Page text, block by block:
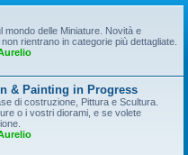
mondo delle Miniature. Novità e
rientrano in categorie più dettagliate.
& Painting in Progress
di costruzione, Pittura e Scultura.
o i vostri diorami, e se volete